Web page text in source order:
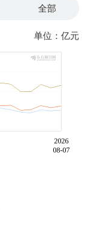
全部
单位：亿元